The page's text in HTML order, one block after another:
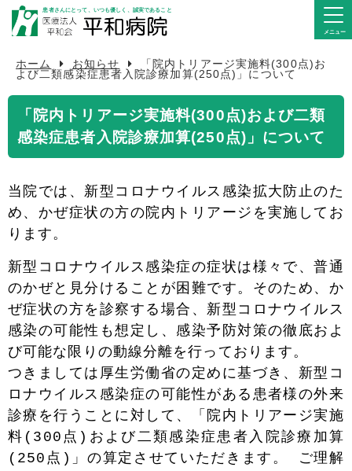
患者さんにとって、いつも優しく、誠実であること
病院紹介
外来のご案内
診療科・部署
医療関係の皆様へ
アクセス
ホーム お知らせ
「院内トリアージ実施料(300点)お
よび二類感染症患者入院診療加算(250点)」について
「院内トリアージ実施料(300点)および二類
感染症患者入院診療加算(250点)」について
当院では、新型コロナウイルス感染拡大防止のた
め、かぜ症状の方の院内トリアージを実施してお
ります。
新型コロナウイルス感染症の症状は様々で、普通
のかぜと見分けることが困難です。 そのため、か
ぜ症状の方を診察する場合、新型コロナウイルス
感染の可能性も想定し、感染予防対策の徹底およ
び可能な限りの動線分離を行っております。
つきましては厚生労働省の定めに基づき、新型コ
ロナウイルス感染症の可能性がある患者様の外来
診療を行うことに対して、「院内トリアージ実施
料(300点)および二類感染症患者入院診療加算
(250点)」の算定させていただきます。 ご理解